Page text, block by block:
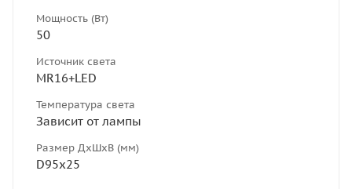
Мощность (Вт)
50
Источник света
MR16+LED
Температура света
Зависит от лампы
Размер ДхШхВ (мм)
D95х25